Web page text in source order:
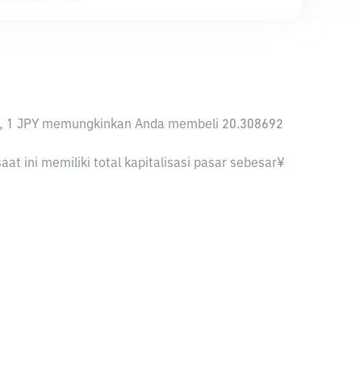
1 JPY memungkinkan Anda membeli 20.308692
ini memiliki total kapitalisasi pasar sebesar¥